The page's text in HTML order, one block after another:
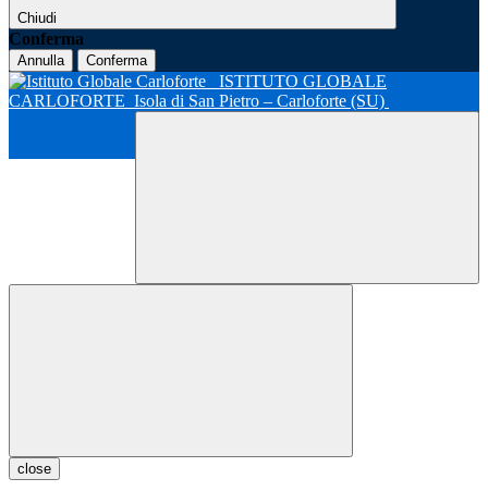
Chiudi
Conferma
Annulla Conferma
ISTITUTO GLOBALE
CARLOFORTE Isola di San Pietro – Carloforte (SU)
close